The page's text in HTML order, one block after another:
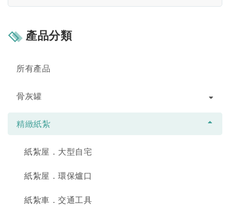
產品分類
所有產品
骨灰罐
精緻紙紮
紙紮屋．大型自宅
紙紮屋．環保爐口
紙紮車．交通工具